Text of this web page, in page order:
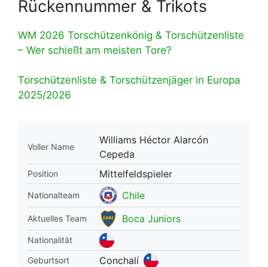
Rückennummer & Trikots
WM 2026 Torschützenkönig & Torschützenliste
– Wer schießt am meisten Tore?
Torschützenliste & Torschützenjäger in Europa
2025/2026
Voller Name
Williams Héctor Alarcón
Cepeda
Position Mittelfeldspieler
Nationalteam Chile
Aktuelles Team Boca Juniors
Nationalität
Geburtsort
Conchalí